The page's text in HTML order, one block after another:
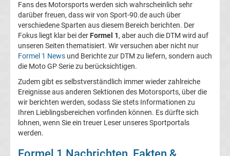
Motorsport
Formel
1
DTM
MotoGP
Top-
Fans des Motorsports werden sich wahrscheinlich sehr
darüber freuen, dass wir von Sport-90.de auch über
verschiedene Sparten aus diesem Bereich berichten. Der
Fokus liegt klar bei der Formel 1, aber auch die DTM wird auf
unseren Seiten thematisiert. Wir versuchen aber nicht nur
Formel 1 News und Berichte zur DTM zu liefern, sondern auch
die Moto GP Serie zu berücksichtigen.
Zudem gibt es selbstverständlich immer wieder zahlreiche
Ereignisse aus anderen Sektionen des Motorsports, über die
wir berichten werden, sodass Sie stets Informationen zu
Ihren Lieblingsbereichen vorfinden können. Es dürfte sich
lohnen, wenn Sie ein treuer Leser unseres Sportportals
werden.